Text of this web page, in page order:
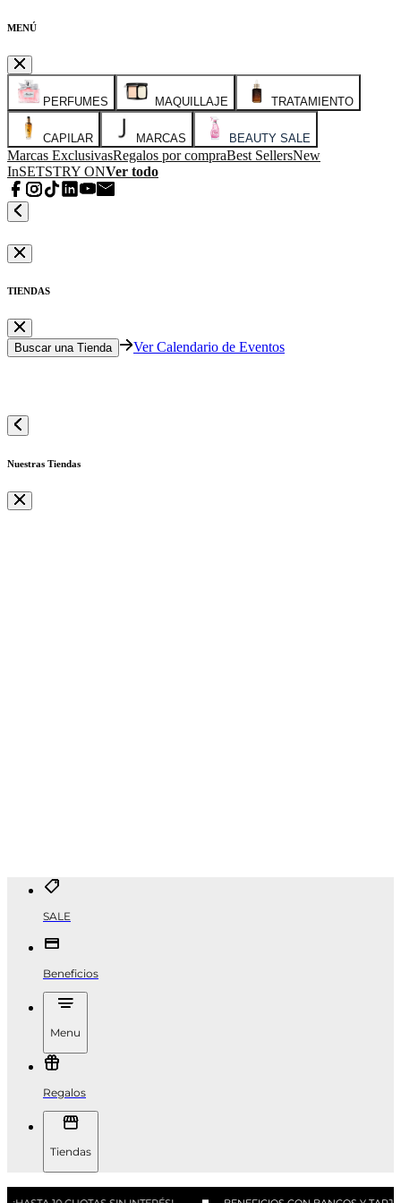
MENÚ
PERFUMES MAQUILLAJE TRATAMIENTO
CAPILAR MARCAS BEAUTY SALE
Marcas ExclusivasRegalos por compraBest SellersNew
InSETSTRY ONVer todo
TIENDAS
Buscar una Tienda Ver Calendario de Eventos
Nuestras Tiendas
SALE
Beneficios
Menu
Regalos
Tiendas